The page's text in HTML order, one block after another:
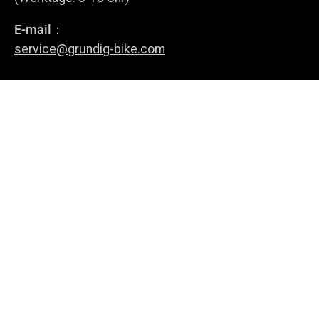
E-mail：
service@grundig-bike.com